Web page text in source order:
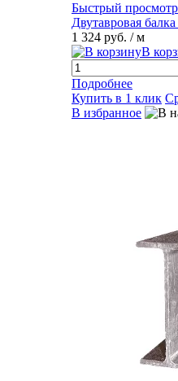
Быстрый просмотр
Двутавровая
1 324 руб. / м
В
Подробнее
Купить в 1 клик
В избранное